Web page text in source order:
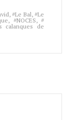
, Le Bal, Le
, NOCES,
calanques de